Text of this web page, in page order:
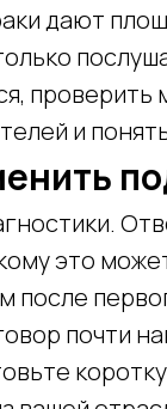
дают
проверить
и
это
после
почти